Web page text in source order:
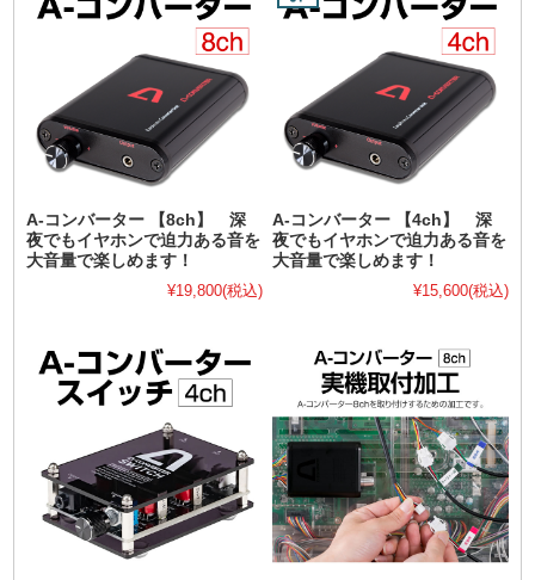
A-コンバーター 【8ch】 深
夜でもイヤホンで迫力ある音を
大音量で楽しめます！
¥19,800(税込)
A-コンバーター 【4ch】 深
夜でもイヤホンで迫力ある音を
大音量で楽しめます！
¥15,600(税込)